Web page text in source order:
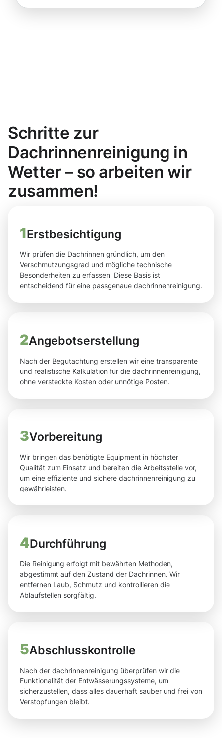
Schritte zur
Dachrinnenreinigung in
Wetter – so arbeiten wir
zusammen!
1Erstbesichtigung
Wir prüfen die Dachrinnen gründlich, um den
Verschmutzungsgrad und mögliche technische
Besonderheiten zu erfassen. Diese Basis ist
entscheidend für eine passgenaue dachrinnenreinigung.
2Angebotserstellung
Nach der Begutachtung erstellen wir eine transparente
und realistische Kalkulation für die dachrinnenreinigung,
ohne versteckte Kosten oder unnötige Posten.
3Vorbereitung
Wir bringen das benötigte Equipment in höchster
Qualität zum Einsatz und bereiten die Arbeitsstelle vor,
um eine effiziente und sichere dachrinnenreinigung zu
gewährleisten.
4Durchführung
Die Reinigung erfolgt mit bewährten Methoden,
abgestimmt auf den Zustand der Dachrinnen. Wir
entfernen Laub, Schmutz und kontrollieren die
Ablaufstellen sorgfältig.
5Abschlusskontrolle
Nach der dachrinnenreinigung überprüfen wir die
Funktionalität der Entwässerungssysteme, um
sicherzustellen, dass alles dauerhaft sauber und frei von
Verstopfungen bleibt.